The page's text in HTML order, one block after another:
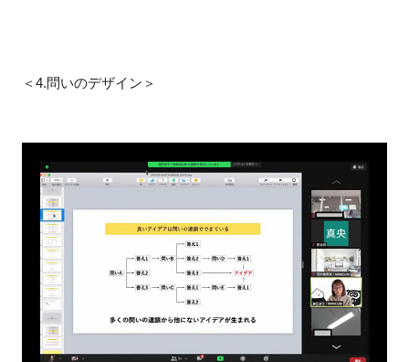
＜4.問いのデザイン＞